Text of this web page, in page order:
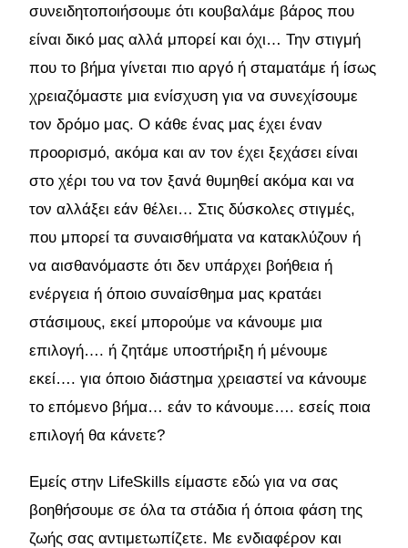
συνειδητοποιήσουμε ότι κουβαλάμε βάρος που
είναι δικό μας αλλά μπορεί και όχι… Την στιγμή
που το βήμα γίνεται πιο αργό ή σταματάμε ή ίσως
χρειαζόμαστε μια ενίσχυση για να συνεχίσουμε
τον δρόμο μας. Ο κάθε ένας μας έχει έναν
προορισμό, ακόμα και αν τον έχει ξεχάσει είναι
στο χέρι του να τον ξανά θυμηθεί ακόμα και να
τον αλλάξει εάν θέλει… Στις δύσκολες στιγμές,
που μπορεί τα συναισθήματα να κατακλύζουν ή
να αισθανόμαστε ότι δεν υπάρχει βοήθεια ή
ενέργεια ή όποιο συναίσθημα μας κρατάει
στάσιμους, εκεί μπορούμε να κάνουμε μια
επιλογή…. ή ζητάμε υποστήριξη ή μένουμε
εκεί…. για όποιο διάστημα χρειαστεί να κάνουμε
το επόμενο βήμα… εάν το κάνουμε…. εσείς ποια
επιλογή θα κάνετε?
Εμείς στην LifeSkills είμαστε εδώ για να σας
βοηθήσουμε σε όλα τα στάδια ή όποια φάση της
ζωής σας αντιμετωπίζετε. Με ενδιαφέρον και